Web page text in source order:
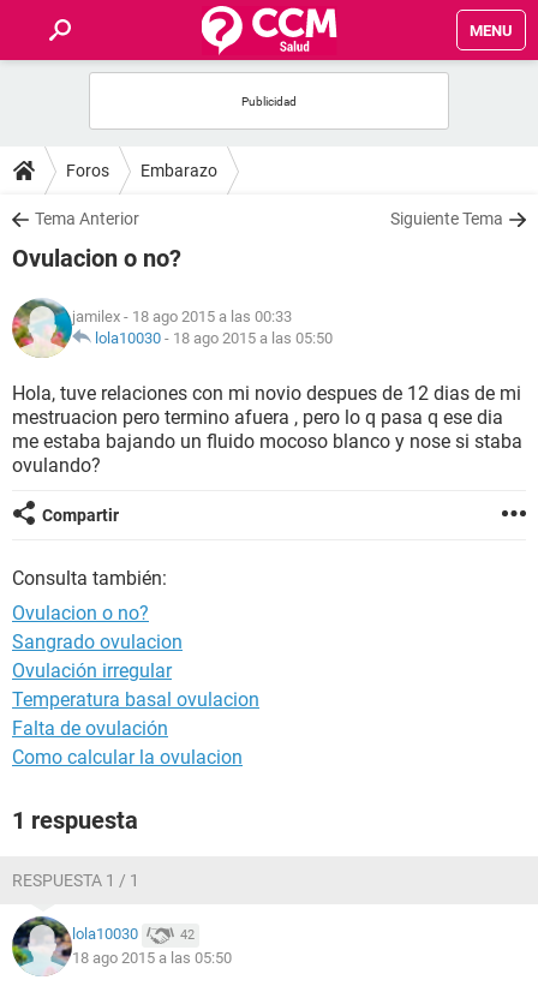
MENU
FOROS
SALUD
NUTRICIÓN
BIENESTAR
SEXUALIDAD
GLOSARIO
Foros Embarazo
Tema Anterior Siguiente Tema
Ovulacion o no?
jamilex - 18 ago 2015 a las 00:33
lola10030 - 18 ago 2015 a las 05:50
Hola, tuve relaciones con mi novio despues de 12 dias de mi
mestruacion pero termino afuera , pero lo q pasa q ese dia
me estaba bajando un fluido mocoso blanco y nose si staba
ovulando?
Compartir
Consulta también:
Ovulacion o no?
Sangrado ovulacion
Ovulación irregular
Temperatura basal ovulacion
Falta de ovulación
Como calcular la ovulacion
1 respuesta
RESPUESTA 1 / 1
lola10030 42
18 ago 2015 a las 05:50